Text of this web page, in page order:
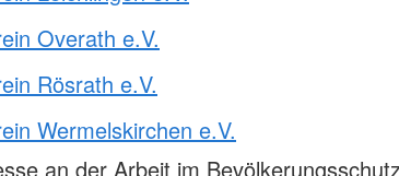
Overath e.V.
Rösrath e.V.
Wermelskirchen e.V.
an der Arbeit im